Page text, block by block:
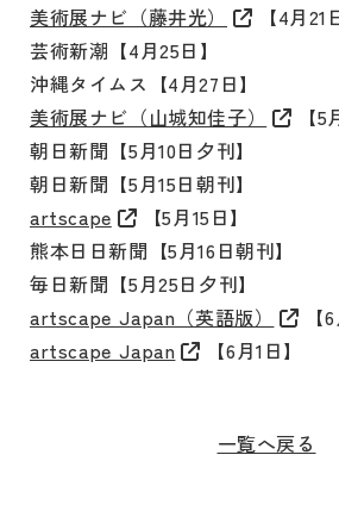
美術展ナビ（藤井光）
【4月21
芸術新潮【4月25日】
沖縄タイムス【4月27日】
美術展ナビ（山城知佳子）
【5
朝日新聞【5月10日夕刊】
朝日新聞【5月15日朝刊】
artscape
【5月15日】
熊本日日新聞【5月16日朝刊】
毎日新聞【5月25日夕刊】
artscape Japan（英語版）
【
artscape Japan
【6月1日】
一覧へ戻る